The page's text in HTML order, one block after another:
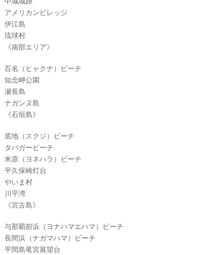
アメリカンビレッジ
伊江島
琉球村
《南部エリア》
百名（ヒャクナ）ビーチ
知念岬公園
瀬長島
ナガンヌ島
《石垣島》
底地（スクジ）ビーチ
タバガービーチ
米原（ヨネハラ）ビーチ
平久保崎灯台
やいま村
川平湾
《宮古島》
与那覇前浜（ヨナハマエハマ）ビーチ
長間浜（ナガマハマ）ビーチ
平間島竜宮展望台